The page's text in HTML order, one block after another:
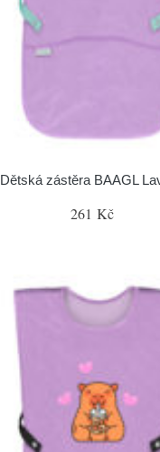
Dětská zástěra BAAGL
261 Kč